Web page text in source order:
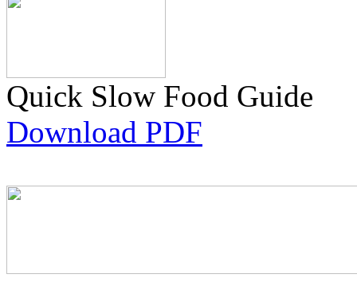
Quick Slow Food Guide
Download PDF